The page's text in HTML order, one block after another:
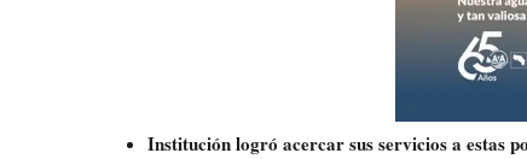
Institución logró acercar sus servicios a estas